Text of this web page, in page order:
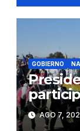
GOBIERNO
lasAGO 7,